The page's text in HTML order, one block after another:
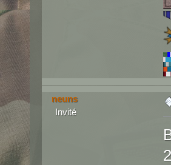
neuns
Invité